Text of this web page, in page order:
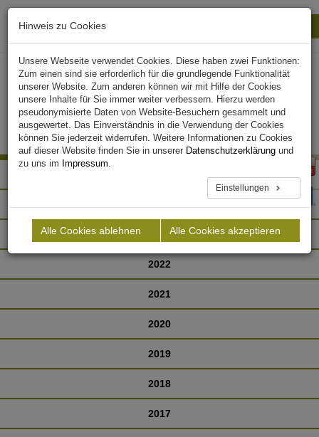
2023
2022
2021
2020
2019
2018
2017
Hinweis zu Cookies
Unsere Webseite verwendet Cookies. Diese haben zwei Funktionen:
Zum einen sind sie erforderlich für die grundlegende Funktionalität
unserer Website. Zum anderen können wir mit Hilfe der Cookies
unsere Inhalte für Sie immer weiter verbessern. Hierzu werden
pseudonymisierte Daten von Website-Besuchern gesammelt und
ausgewertet. Das Einverständnis in die Verwendung der Cookies
können Sie jederzeit widerrufen. Weitere Informationen zu Cookies
auf dieser Website finden Sie in unserer Datenschutzerklärung und
zu uns im Impressum.
Einstellungen
Alle Cookies ablehnen Alle Cookies akzeptieren